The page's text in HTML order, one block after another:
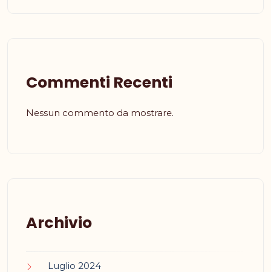
Commenti Recenti
Nessun commento da mostrare.
Archivio
Luglio 2024